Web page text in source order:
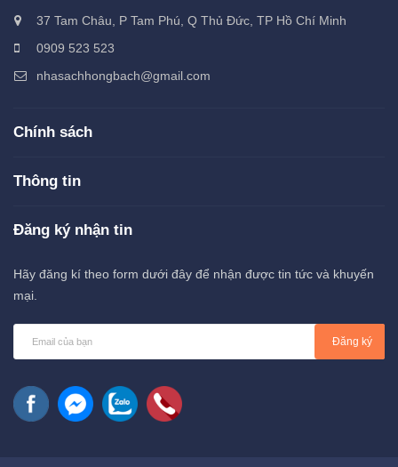
37 Tam Châu, P Tam Phú, Q Thủ Đức, TP Hồ Chí Minh
0909 523 523
nhasachhongbach@gmail.com
Chính sách
Thông tin
Đăng ký nhận tin
Hãy đăng kí theo form dưới đây để nhận được tin tức và khuyến
mại.
Đăng ký